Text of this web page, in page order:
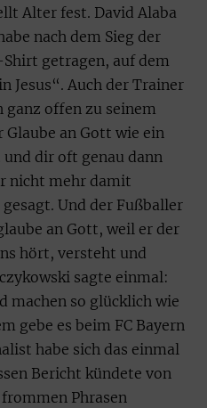
Alter fest. David Alaba
nach dem Sieg der
getragen, auf dem
Jesus“. Auch der Trainer
ganz offen zu seinem
Glaube an Gott wie ein
dir oft genau dann
nicht mehr damit
Und der Fußballer
an Gott, weil er der
hört, versteht und
sagte einmal:
machen so glücklich wie
gebe es beim FC Bayern
habe sich das einmal
Bericht kündete von
Phrasen